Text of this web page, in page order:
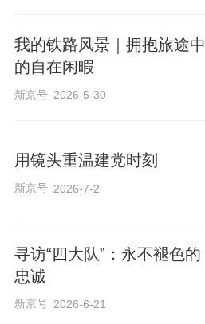
我的铁路风景｜拥抱旅途中
的自在闲暇
新京号 2026-5-30
用镜头重温建党时刻
新京号 2026-7-2
寻访“四大队”：永不褪色的
忠诚
新京号 2026-6-21